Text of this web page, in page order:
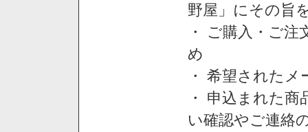
野屋」にその旨
・ ご購入・ご
め
・ 希望された
・ 申込まれた
い確認やご連絡